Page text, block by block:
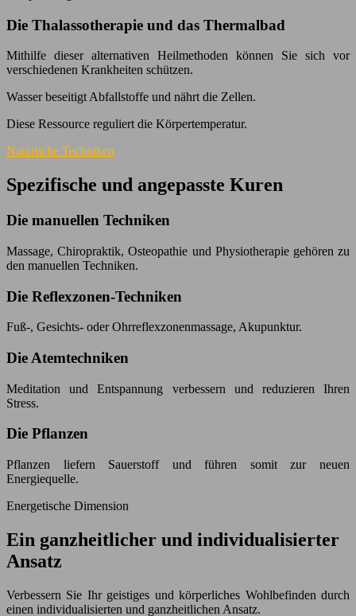
Die Thalassotherapie und das Thermalbad
Mithilfe dieser alternativen Heilmethoden können Sie sich vor
verschiedenen Krankheiten schützen.
Wasser beseitigt Abfallstoffe und nährt die Zellen.
Diese Ressource reguliert die Körpertemperatur.
Natürliche Techniken
Spezifische und angepasste Kuren
Die manuellen Techniken
Massage, Chiropraktik, Osteopathie und Physiotherapie gehören zu
den manuellen Techniken.
Die Reflexzonen-Techniken
Fuß-, Gesichts- oder Ohrreflexzonenmassage, Akupunktur.
Die Atemtechniken
Meditation und Entspannung verbessern und reduzieren Ihren
Stress.
Die Pflanzen
Pflanzen liefern Sauerstoff und führen somit zur neuen
Energiequelle.
Energetische Dimension
Ein ganzheitlicher und individualisierter
Ansatz
Verbessern Sie Ihr geistiges und körperliches Wohlbefinden durch
einen individualisierten und ganzheitlichen Ansatz.